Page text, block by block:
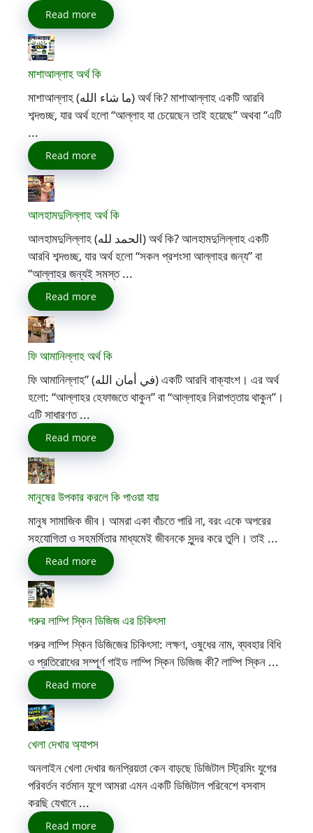
Read more
মাশাআল্লাহ অর্থ কি
মাশাআল্লাহ (ما شاء الله) অর্থ কি? মাশাআল্লাহ একটি আরবি
শব্দগুচ্ছ, যার অর্থ হলো “আল্লাহ যা চেয়েছেন তাই হয়েছে” অথবা “এটি
...
Read more
আলহামদুলিল্লাহ অর্থ কি
আলহামদুলিল্লাহ (الحمد لله) অর্থ কি? আলহামদুলিল্লাহ একটি
আরবি শব্দগুচ্ছ, যার অর্থ হলো “সকল প্রশংসা আল্লাহর জন্য” বা
“আল্লাহর জন্যই সমস্ত ...
Read more
ফি আমানিল্লাহ অর্থ কি
ফি আমানিল্লাহ” (في أمان الله) একটি আরবি বাক্যাংশ। এর অর্থ
হলো: “আল্লাহর হেফাজতে থাকুন” বা “আল্লাহর নিরাপত্তায় থাকুন”।
এটি সাধারণত ...
Read more
মানুষের উপকার করলে কি পাওয়া যায়
মানুষ সামাজিক জীব। আমরা একা বাঁচতে পারি না, বরং একে অপরের
সহযোগিতা ও সহমর্মিতার মাধ্যমেই জীবনকে সুন্দর করে তুলি। তাই ...
Read more
গরুর লাম্পি স্কিন ডিজিজ এর চিকিৎসা
গরুর লাম্পি স্কিন ডিজিজের চিকিৎসা: লক্ষণ, ওষুধের নাম, ব্যবহার বিধি
ও প্রতিরোধের সম্পূর্ণ গাইড লাম্পি স্কিন ডিজিজ কী? লাম্পি স্কিন ...
Read more
খেলা দেখার অ্যাপস
অনলাইন খেলা দেখার জনপ্রিয়তা কেন বাড়ছে ডিজিটাল স্ট্রিমিং যুগের
পরিবর্তন বর্তমান যুগে আমরা এমন একটি ডিজিটাল পরিবেশে বসবাস
করছি যেখানে ...
Read more